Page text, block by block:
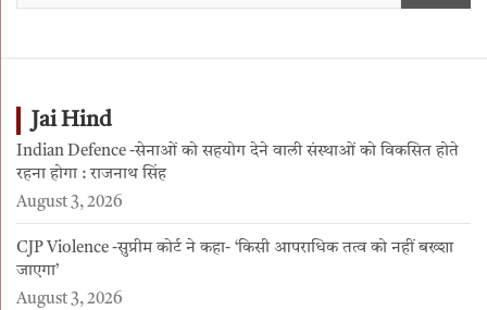
Jai Hind
Indian Defence -सेनाओं को सहयोग देने वाली संस्थाओं को विकसित होते
रहना होगा : राजनाथ सिंह
August 3, 2026
CJP Violence -सुप्रीम कोर्ट ने कहा- ‘किसी आपराधिक तत्व को नहीं बख्शा
जाएगा’
August 3, 2026